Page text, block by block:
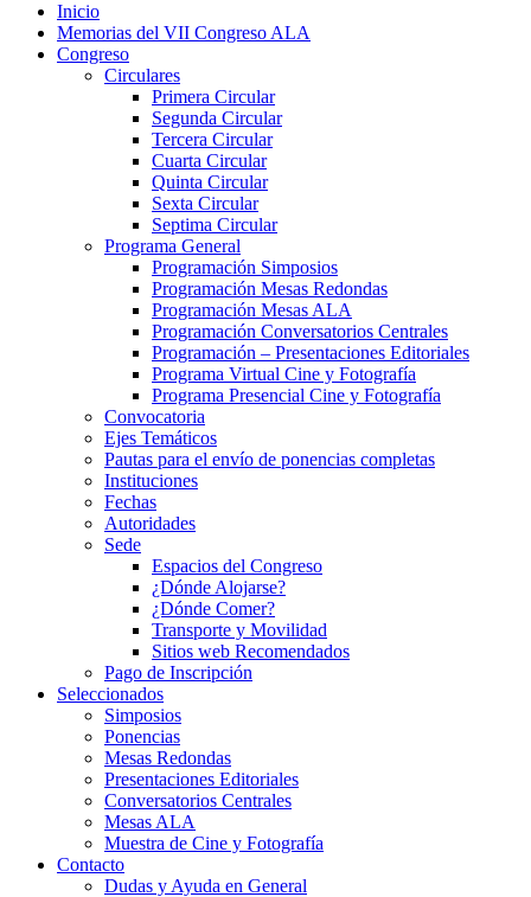
Inicio
Memorias del VII Congreso ALA
Congreso
Circulares
Primera Circular
Segunda Circular
Tercera Circular
Cuarta Circular
Quinta Circular
Sexta Circular
Septima Circular
Programa General
Programación Simposios
Programación Mesas Redondas
Programación Mesas ALA
Programación Conversatorios Centrales
Programación – Presentaciones Editoriales
Programa Virtual Cine y Fotografía
Programa Presencial Cine y Fotografía
Convocatoria
Ejes Temáticos
Pautas para el envío de ponencias completas
Instituciones
Fechas
Autoridades
Sede
Espacios del Congreso
¿Dónde Alojarse?
¿Dónde Comer?
Transporte y Movilidad
Sitios web Recomendados
Pago de Inscripción
Seleccionados
Simposios
Ponencias
Mesas Redondas
Presentaciones Editoriales
Conversatorios Centrales
Mesas ALA
Muestra de Cine y Fotografía
Contacto
Dudas y Ayuda en General